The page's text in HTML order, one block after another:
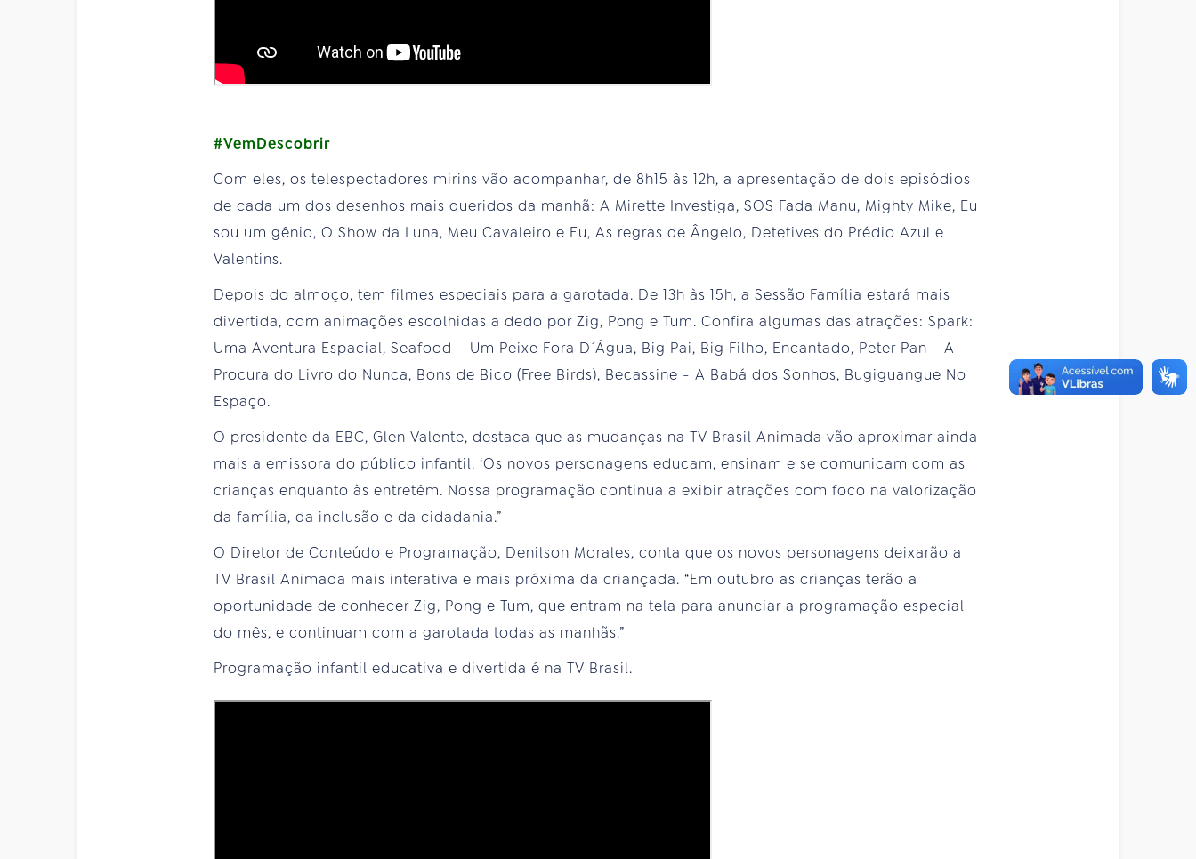
#VemDescobrir
Com eles, os telespectadores mirins vão acompanhar, de 8h15 às 12h, a apresentação de dois episódios
de cada um dos desenhos mais queridos da manhã: A Mirette Investiga, SOS Fada Manu, Mighty Mike, Eu
sou um gênio, O Show da Luna, Meu Cavaleiro e Eu, As regras de Ângelo, Detetives do Prédio Azul e
Valentins.
Depois do almoço, tem filmes especiais para a garotada. De 13h às 15h, a Sessão Família estará mais
divertida, com animações escolhidas a dedo por Zig, Pong e Tum. Confira algumas das atrações: Spark:
Uma Aventura Espacial, Seafood – Um Peixe Fora D´Água, Big Pai, Big Filho, Encantado, Peter Pan - A
Procura do Livro do Nunca, Bons de Bico (Free Birds), Becassine - A Babá dos Sonhos, Bugiguangue No
Espaço.
O presidente da EBC, Glen Valente, destaca que as mudanças na TV Brasil Animada vão aproximar ainda
mais a emissora do público infantil. ‘Os novos personagens educam, ensinam e se comunicam com as
crianças enquanto às entretêm. Nossa programação continua a exibir atrações com foco na valorização
da família, da inclusão e da cidadania.”
O Diretor de Conteúdo e Programação, Denilson Morales, conta que os novos personagens deixarão a
TV Brasil Animada mais interativa e mais próxima da criançada. “Em outubro as crianças terão a
oportunidade de conhecer Zig, Pong e Tum, que entram na tela para anunciar a programação especial
do mês, e continuam com a garotada todas as manhãs.”
Programação infantil educativa e divertida é na TV Brasil.